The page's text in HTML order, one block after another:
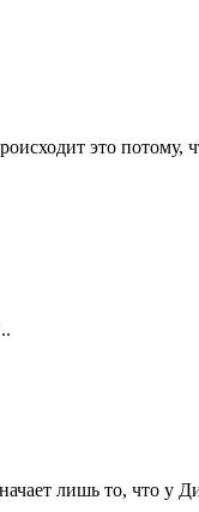
это потому,
лишь то, что у